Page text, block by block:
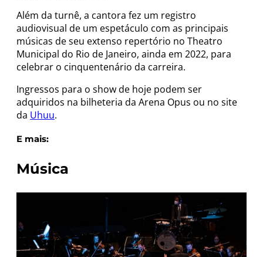
Além da turnê, a cantora fez um registro
audiovisual de um espetáculo com as principais
músicas de seu extenso repertório no Theatro
Municipal do Rio de Janeiro, ainda em 2022, para
celebrar o cinquentenário da carreira.
Ingressos para o show de hoje podem ser
adquiridos na bilheteria da Arena Opus ou no site
da Uhuu.
E mais:
Música